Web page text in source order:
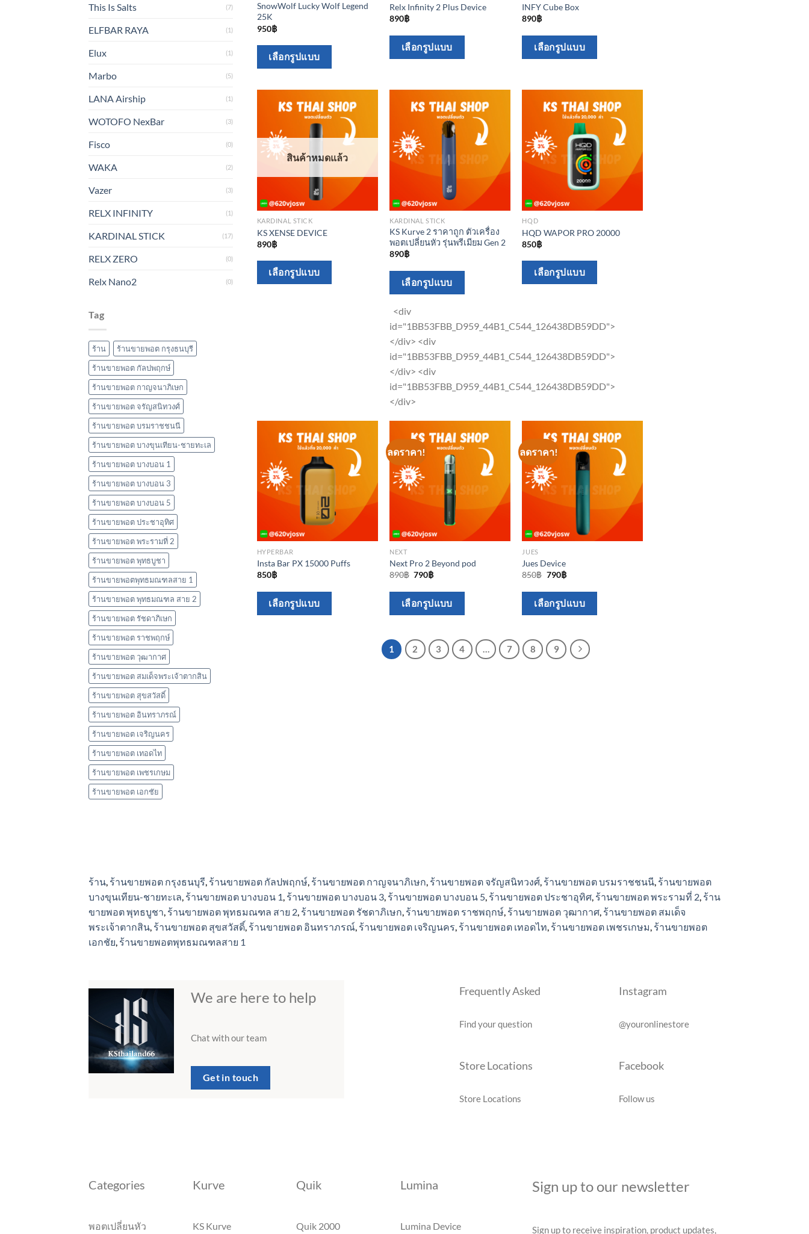
This Is Salts (7)
ELFBAR RAYA (1)
Elux (1)
Marbo (5)
LANA Airship (1)
WOTOFO NexBar (3)
Fisco (0)
WAKA (2)
Vazer (3)
RELX INFINITY (1)
KARDINAL STICK (17)
RELX ZERO (0)
Relx Nano2 (0)
Tag
ร้าน
ร้านขายพอต กรุงธนบุรี
ร้านขายพอต กัลปพฤกษ์
ร้านขายพอต กาญจนาภิเษก
ร้านขายพอต จรัญสนิทวงศ์
ร้านขายพอต บรมราชชนนี
ร้านขายพอต บางขุนเทียน-ชายทะเล
ร้านขายพอต บางบอน 1
ร้านขายพอต บางบอน 3
ร้านขายพอต บางบอน 5
ร้านขายพอต ประชาอุทิศ
ร้านขายพอต พระรามที่ 2
ร้านขายพอต พุทธบูชา
ร้านขายพอตพุทธมณฑลสาย 1
ร้านขายพอต พุทธมณฑล สาย 2
ร้านขายพอต รัชดาภิเษก
ร้านขายพอต ราชพฤกษ์
ร้านขายพอต วุฒากาศ
ร้านขายพอต สมเด็จพระเจ้าตากสิน
ร้านขายพอต สุขสวัสดิ์
ร้านขายพอต อินทราภรณ์
ร้านขายพอต เจริญนคร
ร้านขายพอต เทอดไท
ร้านขายพอต เพชรเกษม
ร้านขายพอต เอกชัย
SnowWolf Lucky Wolf Legend
25K
950฿
เลือกรูปแบบ
variants.
The
options
may
chosen
on
Relx Infinity 2 Plus Device
890฿
เลือกรูปแบบ
multiple
variants.
The
options
may
be
chosen
on
page
INFY Cube Box
890฿
เลือกรูปแบบ
multiple
variants.
The
options
may
be
chosen
on
page
สินค้าหมดแล้ว
KARDINAL STICK
KS XENSE DEVICE
890฿
เลือกรูปแบบ
on
the
product
page
KARDINAL STICK
KS Kurve 2 ราคาถูก ตัวเครื่อง
พอตเปลี่ยนหัว รุ่นพรีเมียม Gen 2
890฿
เลือกรูปแบบ
multiple
The
may
the
product
page
<div
id="1BB53FBB_D959_44B1_C544_126438DB59DD">
</div> <div
id="1BB53FBB_D959_44B1_C544_126438DB59DD">
</div> <div
id="1BB53FBB_D959_44B1_C544_126438DB59DD">
</div>
HQD
HQD WAPOR PRO 20000
850฿
เลือกรูปแบบ
variants.
options
be
on
the
product
page
HYPERBAR
Insta Bar PX 15000 Puffs
850฿
เลือกรูปแบบ
ลดราคา!
NEXT
Next Pro 2 Beyond pod
890฿ Original
price
was:
890฿.
790฿Current
is:
790฿.
เลือกรูปแบบ
multiple
variants.
ลดราคา!
JUES
Jues Device
850฿ Original
price
was:
850฿.
790฿Current
is:
790฿.
เลือกรูปแบบ
1 2 3 4 … 7 8 9
ร้าน, ร้านขายพอต กรุงธนบุรี, ร้านขายพอต กัลปพฤกษ์, ร้านขายพอต กาญจนาภิเษก, ร้านขายพอต จรัญสนิทวงศ์, ร้านขายพอต บรมราชชนนี, ร้านขายพอต
บางขุนเทียน-ชายทะเล, ร้านขายพอต บางบอน 1, ร้านขายพอต บางบอน 3, ร้านขายพอต บางบอน 5, ร้านขายพอต ประชาอุทิศ, ร้านขายพอต พระรามที่ 2, ร้าน
ขายพอต พุทธบูชา, ร้านขายพอต พุทธมณฑล สาย 2, ร้านขายพอต รัชดาภิเษก, ร้านขายพอต ราชพฤกษ์, ร้านขายพอต วุฒากาศ, ร้านขายพอต สมเด็จ
พระเจ้าตากสิน, ร้านขายพอต สุขสวัสดิ์, ร้านขายพอต อินทราภรณ์, ร้านขายพอต เจริญนคร, ร้านขายพอต เทอดไท, ร้านขายพอต เพชรเกษม, ร้านขายพอต
เอกชัย, ร้านขายพอตพุทธมณฑลสาย 1
We are here to help
Chat with our team
Get in touch
Frequently Asked
Find your question
Store Locations
Store Locations
Instagram
@youronlinestore
Facebook
Follow us
Categories
พอตเปลี่ยนหัว
Kurve
KS Kurve
Quik
Quik 2000
Lumina
Lumina Device
Sign up to our newsletter
Sign up to receive inspiration, product updates,